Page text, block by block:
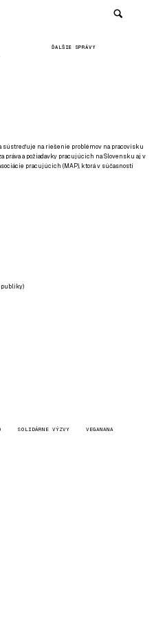
ĎALŠIE SPRÁVY
sústreďuje na riešenie problémov na pracovisku
práva a požiadavky pracujúcich na Slovensku aj v
pracujúcich (MAP), ktorá v súčasnosti
SOLIDÁRNE VÝZVY VEGANANA